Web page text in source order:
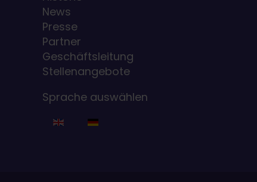
News
Presse
Partner
Geschäftsleitung
Stellenangebote
Sprache auswählen